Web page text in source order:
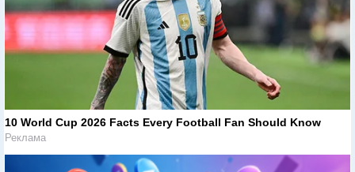
10 World Cup 2026 Facts Every Football Fan Should Know
Реклама